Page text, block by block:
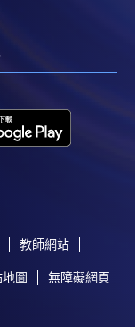
教師網站
圖 無障礙網頁